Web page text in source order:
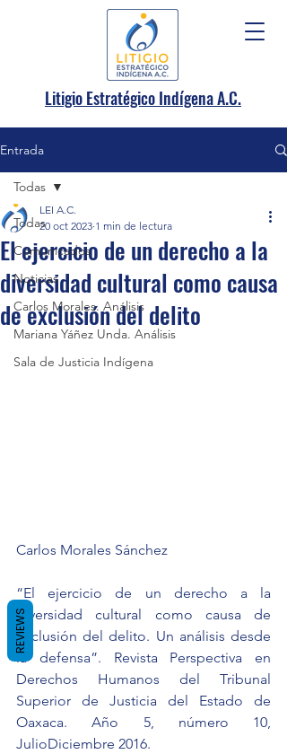
Litigio Estratégico Indígena A.C.
Entrada
Todas
Comunicados
Noticias
Carlos Morales. Análisis
Mariana Yáñez Unda. Análisis
Sala de Justicia Indígena
Todas
El ejercicio de un derecho a la
diversidad cultural como causa
de exclusión del delito
LEI A.C.
20 oct 2023 1 min de lectura
Carlos Morales Sánchez
“El ejercicio de un derecho a la
diversidad cultural como causa de
exclusión del delito. Un análisis desde
la defensa”. Revista Perspectiva en
Derechos Humanos del Tribunal
Superior de Justicia del Estado de
Oaxaca. Año 5, número 10,
JulioDiciembre 2016.
REVIEWS